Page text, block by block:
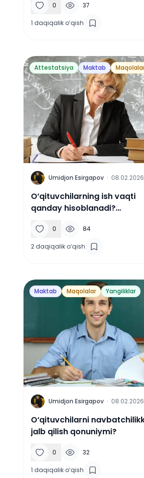
0 37
1 daqiqalik o‘qish
Attestatsiya Maktab
U Umidjon Esirgapov · 08.02.2026
O‘qituvchilarning ish vaqti
qanday hisoblanadi?
0 84
2 daqiqalik o‘qish
Maktab Maqolalar Yangiliklar
U Umidjon Esirgapov · 08.02.2026
O‘qituvchilarni
jalb qilish qonuniymi?
0 32
1 daqiqalik o‘qish